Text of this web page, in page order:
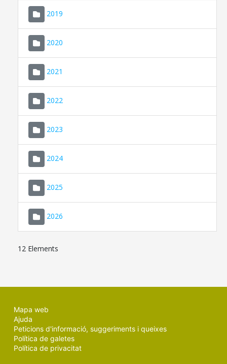
2019
2020
2021
2022
2023
2024
2025
2026
12 Elements
Mapa web
Ajuda
Peticions d'informació, suggeriments i queixes
Política de galetes
Política de privacitat